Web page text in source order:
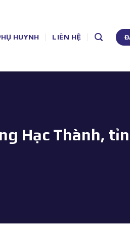
HUYNH LIÊN HỆ
Hạc Thành,